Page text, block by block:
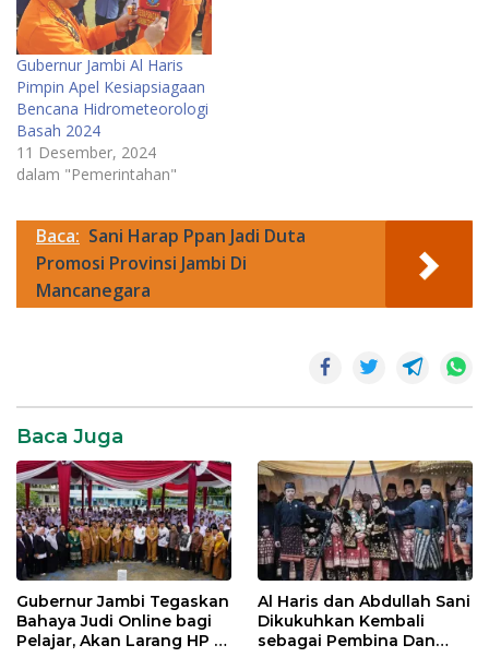
Gubernur Jambi Al Haris
Pimpin Apel Kesiapsiagaan
Bencana Hidrometeorologi
Basah 2024
11 Desember, 2024
dalam "Pemerintahan"
Baca: Sani Harap Ppan Jadi Duta
Promosi Provinsi Jambi Di
Mancanegara
Baca Juga
Gubernur Jambi Tegaskan
Bahaya Judi Online bagi
Pelajar, Akan Larang HP di
Al Haris dan Abdullah Sani
Dikukuhkan Kembali
sebagai Pembina Dan